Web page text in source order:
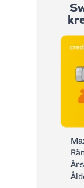
t inom
Sverige:
t